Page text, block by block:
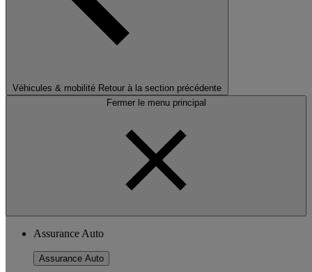
Véhicules & mobilité Retour à la section précédente
Fermer le menu principal
Assurance Auto
Assurance Auto